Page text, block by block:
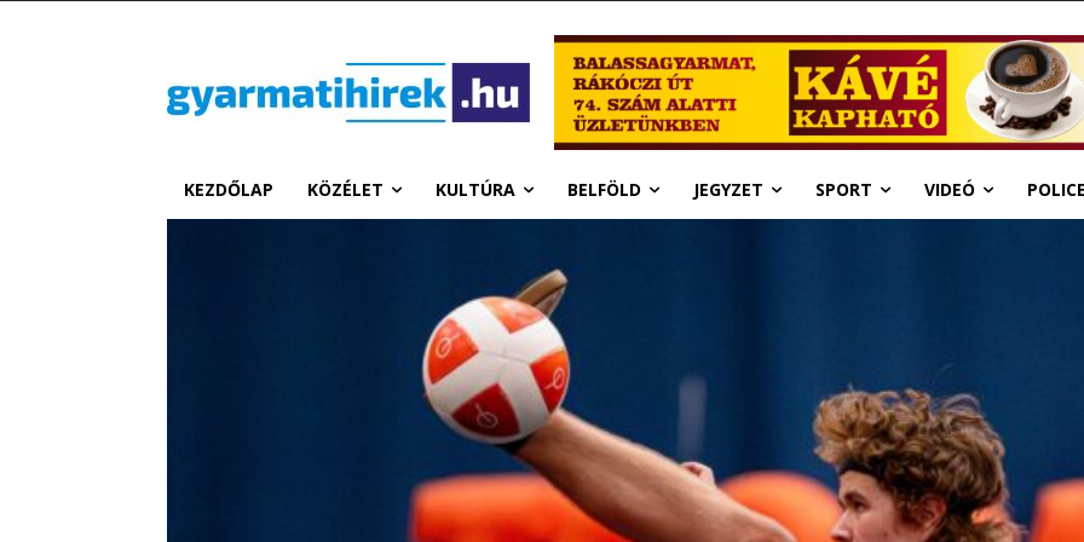
KEZDŐLAP KÖZÉLET KULTÚRA BELFÖLD JEGYZET SPORT VIDEÓ